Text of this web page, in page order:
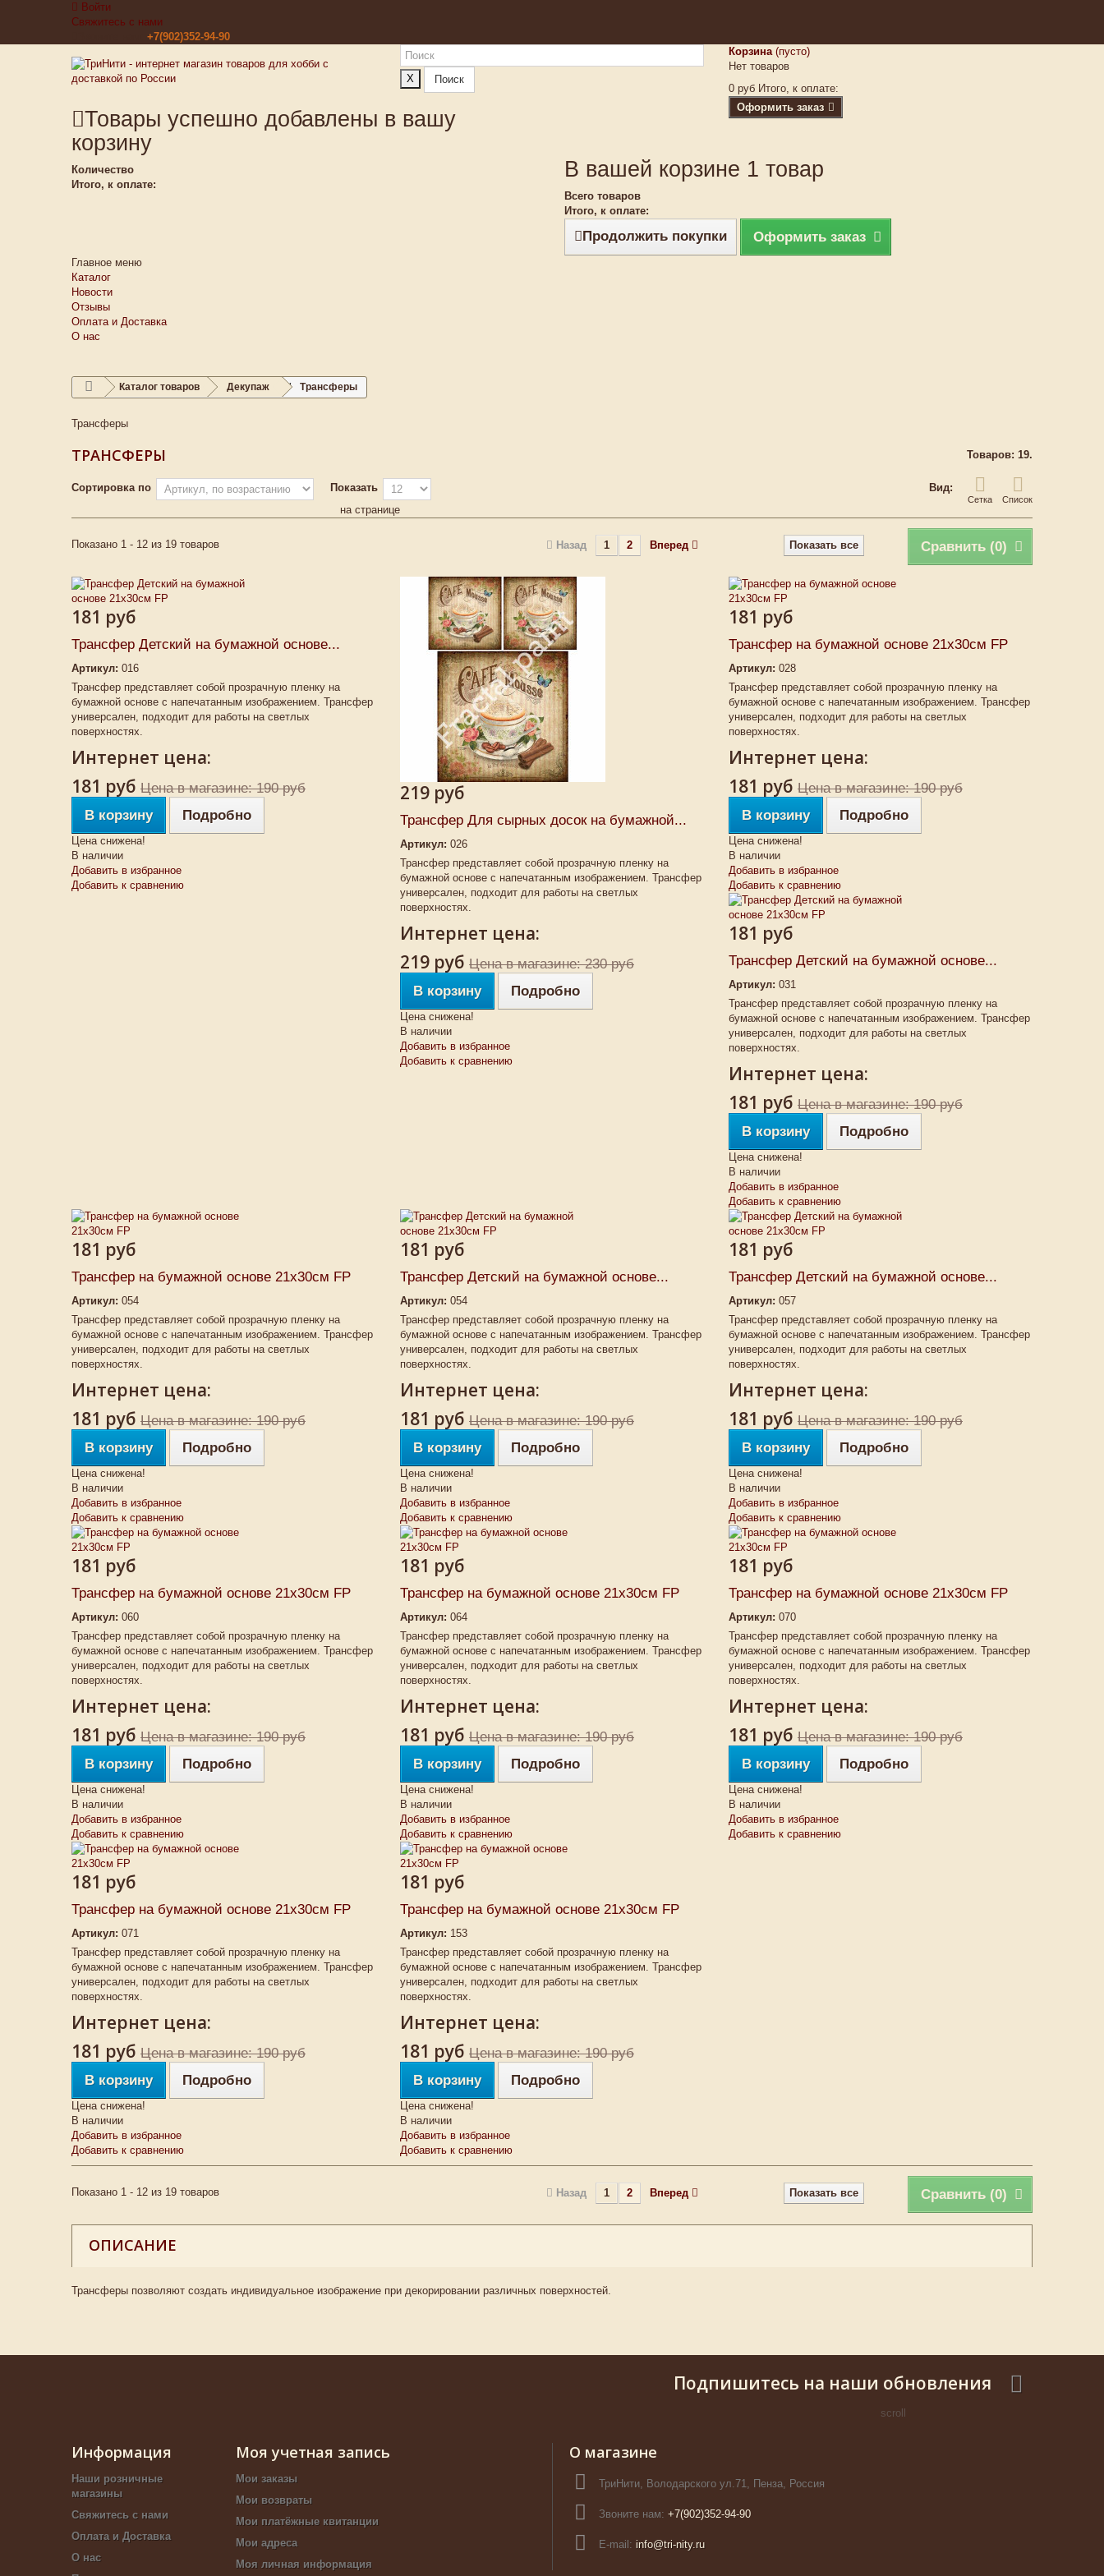
Войти
Свяжитесь с нами
+7(902)352-94-90
X Поиск
Корзина (пусто)
Нет товаров
0 руб Итого, к оплате:
Оформить заказ
Товары успешно добавлены в вашу
корзину
Количество
Итого, к оплате:
В вашей корзине 1 товар
Всего товаров
Итого, к оплате:
Продолжить покупки Оформить заказ
Главное меню
Каталог
Новости
Отзывы
Оплата и Доставка
О нас
Каталог товаров Декупаж Трансферы
Трансферы
ТРАНСФЕРЫ Товаров: 19.
Вид:
Сетка Список
Сортировка по
Показать
на странице
Сравнить (0)
Показать все
Назад 1 2 Вперед
Показано 1 - 12 из 19 товаров
181 руб
Трансфер Детский на бумажной основе...
Артикул: 016
Трансфер представляет собой прозрачную пленку на
бумажной основе с напечатанным изображением. Трансфер
универсален, подходит для работы на светлых
поверхностях.
Интернет цена:
181 руб Цена в магазине: 190 руб
В корзину
Подробно
Цена снижена!
В наличии
Добавить в избранное
Добавить к сравнению
219 руб
Трансфер Для сырных досок на бумажной...
Артикул: 026
Трансфер представляет собой прозрачную пленку на
бумажной основе с напечатанным изображением. Трансфер
универсален, подходит для работы на светлых
поверхностях.
Интернет цена:
219 руб Цена в магазине: 230 руб
В корзину
Подробно
Цена снижена!
В наличии
Добавить в избранное
Добавить к сравнению
181 руб
Трансфер на бумажной основе 21х30см FP
Артикул: 028
Трансфер представляет собой прозрачную пленку на
бумажной основе с напечатанным изображением. Трансфер
универсален, подходит для работы на светлых
поверхностях.
Интернет цена:
181 руб Цена в магазине: 190 руб
В корзину
Подробно
Цена снижена!
В наличии
Добавить в избранное
Добавить к сравнению
181 руб
Трансфер Детский на бумажной основе...
Артикул: 031
Трансфер представляет собой прозрачную пленку на
бумажной основе с напечатанным изображением. Трансфер
универсален, подходит для работы на светлых
поверхностях.
Интернет цена:
181 руб Цена в магазине: 190 руб
В корзину
Подробно
Цена снижена!
В наличии
Добавить в избранное
Добавить к сравнению
181 руб
Трансфер на бумажной основе 21х30см FP
Артикул: 054
Трансфер представляет собой прозрачную пленку на
бумажной основе с напечатанным изображением. Трансфер
универсален, подходит для работы на светлых
поверхностях.
Интернет цена:
181 руб Цена в магазине: 190 руб
В корзину
Подробно
Цена снижена!
В наличии
Добавить в избранное
Добавить к сравнению
181 руб
Трансфер Детский на бумажной основе...
Артикул: 054
Трансфер представляет собой прозрачную пленку на
бумажной основе с напечатанным изображением. Трансфер
универсален, подходит для работы на светлых
поверхностях.
Интернет цена:
181 руб Цена в магазине: 190 руб
В корзину
Подробно
Цена снижена!
В наличии
Добавить в избранное
Добавить к сравнению
181 руб
Трансфер Детский на бумажной основе...
Артикул: 057
Трансфер представляет собой прозрачную пленку на
бумажной основе с напечатанным изображением. Трансфер
универсален, подходит для работы на светлых
поверхностях.
Интернет цена:
181 руб Цена в магазине: 190 руб
В корзину
Подробно
Цена снижена!
В наличии
Добавить в избранное
Добавить к сравнению
181 руб
Трансфер на бумажной основе 21х30см FP
Артикул: 060
Трансфер представляет собой прозрачную пленку на
бумажной основе с напечатанным изображением. Трансфер
универсален, подходит для работы на светлых
поверхностях.
Интернет цена:
181 руб Цена в магазине: 190 руб
В корзину
Подробно
Цена снижена!
В наличии
Добавить в избранное
Добавить к сравнению
181 руб
Трансфер на бумажной основе 21х30см FP
Артикул: 064
Трансфер представляет собой прозрачную пленку на
бумажной основе с напечатанным изображением. Трансфер
универсален, подходит для работы на светлых
поверхностях.
Интернет цена:
181 руб Цена в магазине: 190 руб
В корзину
Подробно
Цена снижена!
В наличии
Добавить в избранное
Добавить к сравнению
181 руб
Трансфер на бумажной основе 21х30см FP
Артикул: 070
Трансфер представляет собой прозрачную пленку на
бумажной основе с напечатанным изображением. Трансфер
универсален, подходит для работы на светлых
поверхностях.
Интернет цена:
181 руб Цена в магазине: 190 руб
В корзину
Подробно
Цена снижена!
В наличии
Добавить в избранное
Добавить к сравнению
181 руб
Трансфер на бумажной основе 21х30см FP
Артикул: 071
Трансфер представляет собой прозрачную пленку на
бумажной основе с напечатанным изображением. Трансфер
универсален, подходит для работы на светлых
поверхностях.
Интернет цена:
181 руб Цена в магазине: 190 руб
В корзину
Подробно
Цена снижена!
В наличии
Добавить в избранное
Добавить к сравнению
181 руб
Трансфер на бумажной основе 21х30см FP
Артикул: 153
Трансфер представляет собой прозрачную пленку на
бумажной основе с напечатанным изображением. Трансфер
универсален, подходит для работы на светлых
поверхностях.
Интернет цена:
181 руб Цена в магазине: 190 руб
В корзину
Подробно
Цена снижена!
В наличии
Добавить в избранное
Добавить к сравнению
Сравнить (0)
Показать все
Назад 1 2 Вперед
Показано 1 - 12 из 19 товаров
ОПИСАНИЕ
Трансферы позволяют создать индивидуальное изображение при декорировании различных поверхностей.
Подпишитесь на наши обновления
Информация
Наши розничные
магазины
Свяжитесь с нами
Оплата и Доставка
О нас
Моя учетная запись
Мои заказы
Мои возвраты
Мои платёжные квитанции
Мои адреса
Моя личная информация
О магазине
ТриНити, Володарского ул.71, Пенза, Россия
Звоните нам: +7(902)352-94-90
E-mail: info@tri-nity.ru
scroll